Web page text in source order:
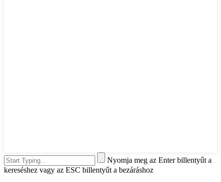
Nyomja meg az Enter billentyűt a
kereséshez vagy az ESC billentyűt a bezáráshoz